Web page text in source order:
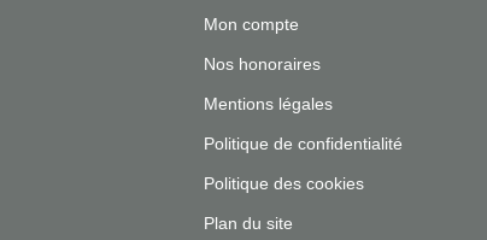
Mon compte
Nos honoraires
Mentions légales
Politique de confidentialité
Politique des cookies
Plan du site